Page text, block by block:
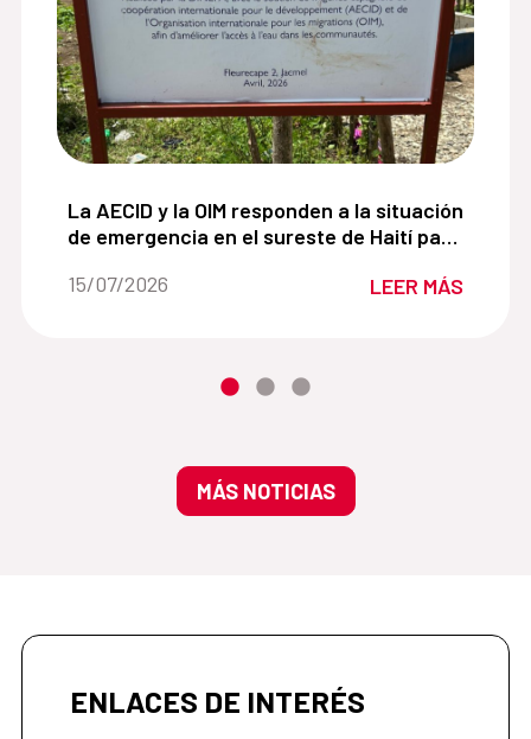
de Jacmel crean un camino hacia la
La AECID y la OIM responden a la situación de
La AECID y la OIM responden a la situación
de emergencia en el sureste de Haití para
Fecha de la noticia::
15/07/2026 LEER MÁS
MÁS NOTICIAS
ENLACES DE INTERÉS